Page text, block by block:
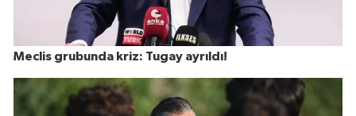
Meclis grubunda kriz: Tugay ayrıldı!